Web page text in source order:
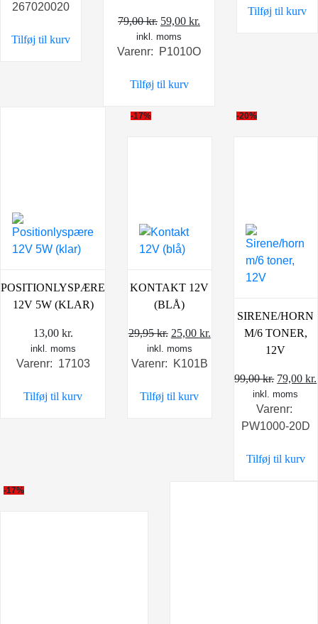
var:
er:
267020020
Tilføj til kurv
79,00kr. Den
oprindelige
pris
79,00 kr..
59,00 kr.
pris
inkl. moms
Varenr: P1010O
Tilføj til kurv
29,95 kr..
Tilføj til kurv
POSITIONLYSPÆRE
12V 5W (KLAR)
13,00 kr.
inkl. moms
Varenr: 17103
Tilføj til kurv
-17%
KONTAKT 12V
(BLÅ)
29,95kr. Den
oprindelige
pris
29,95 kr..
25,00 kr.
25,00 kr..
inkl. moms
Varenr: K101B
Tilføj til kurv
-20%
SIRENE/HORN
M/6 TONER,
12V
99,00kr. Den
pris
var:
79,00kr.
inkl. moms
Varenr:
PW1000-20D
Tilføj til kurv
-17%